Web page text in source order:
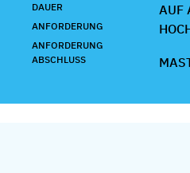
DAUER AUF
ANFORDERUNG
ANFORDERUNG
ABSCHLUSS